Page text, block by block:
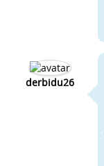
derbidu26